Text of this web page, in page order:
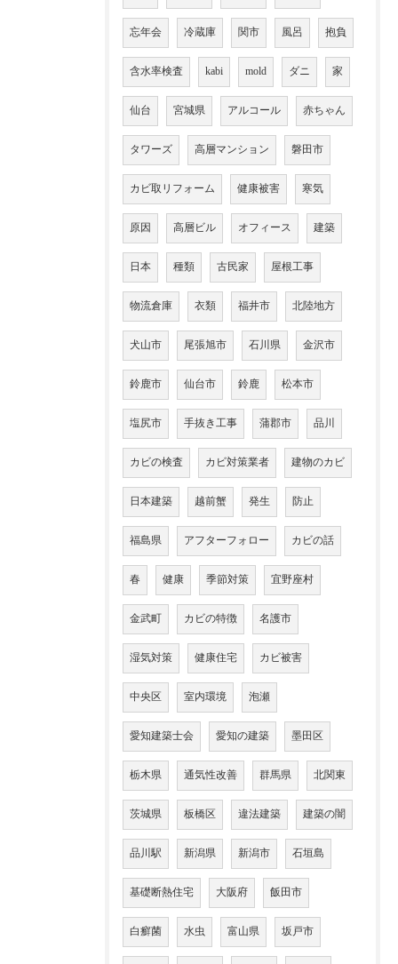
忘年会 冷蔵庫 関市 風呂 抱負
含水率検査 kabi mold ダニ 家
仙台 宮城県 アルコール 赤ちゃん
タワーズ 高層マンション 磐田市
カビ取リフォーム 健康被害 寒気
原因 高層ビル オフィース 建築
日本 種類 古民家 屋根工事
物流倉庫 衣類 福井市 北陸地方
犬山市 尾張旭市 石川県 金沢市
鈴鹿市 仙台市 鈴鹿 松本市
塩尻市 手抜き工事 蒲郡市 品川
カビの検査 カビ対策業者 建物のカビ
日本建築 越前蟹 発生 防止
福島県 アフターフォロー カビの話
春 健康 季節対策 宜野座村
金武町 カビの特徴 名護市
湿気対策 健康住宅 カビ被害
中央区 室内環境 泡瀬
愛知建築士会 愛知の建築 墨田区
栃木県 通気性改善 群馬県 北関東
茨城県 板橋区 違法建築 建築の闇
品川駅 新潟県 新潟市 石垣島
基礎断熱住宅 大阪府 飯田市
白癬菌 水虫 富山県 坂戸市